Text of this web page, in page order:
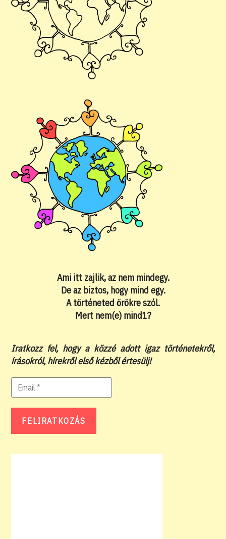
Ami itt zajlik, az nem mindegy.
De az biztos, hogy mind egy.
A történeted örökre szól.
Mert nem(e) mind1?
Iratkozz fel, hogy a közzé adott igaz történetekről,
írásokról, hírekről első kézből értesülj!